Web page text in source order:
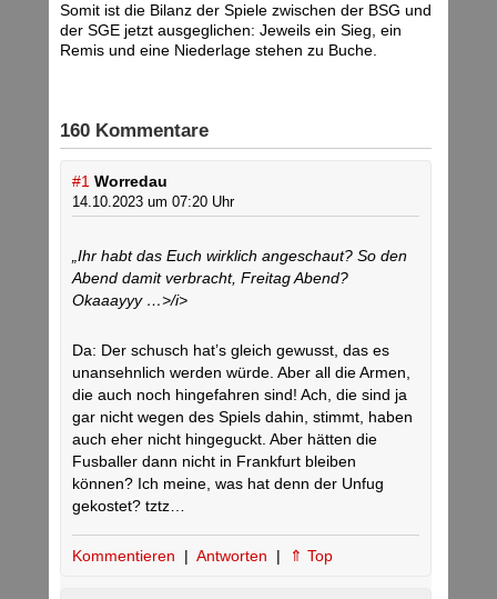
Somit ist die Bilanz der Spiele zwischen der BSG und
der SGE jetzt ausgeglichen: Jeweils ein Sieg, ein
Remis und eine Niederlage stehen zu Buche.
160 Kommentare
#1 Worredau
14.10.2023 um 07:20 Uhr
„Ihr habt das Euch wirklich angeschaut? So den
Abend damit verbracht, Freitag Abend?
Okaaayyy …>/i>
Da: Der schusch hat’s gleich gewusst, das es
unansehnlich werden würde. Aber all die Armen,
die auch noch hingefahren sind! Ach, die sind ja
gar nicht wegen des Spiels dahin, stimmt, haben
auch eher nicht hingeguckt. Aber hätten die
Fusballer dann nicht in Frankfurt bleiben
können? Ich meine, was hat denn der Unfug
gekostet? tztz…
Kommentieren | Antworten | ⇑ Top